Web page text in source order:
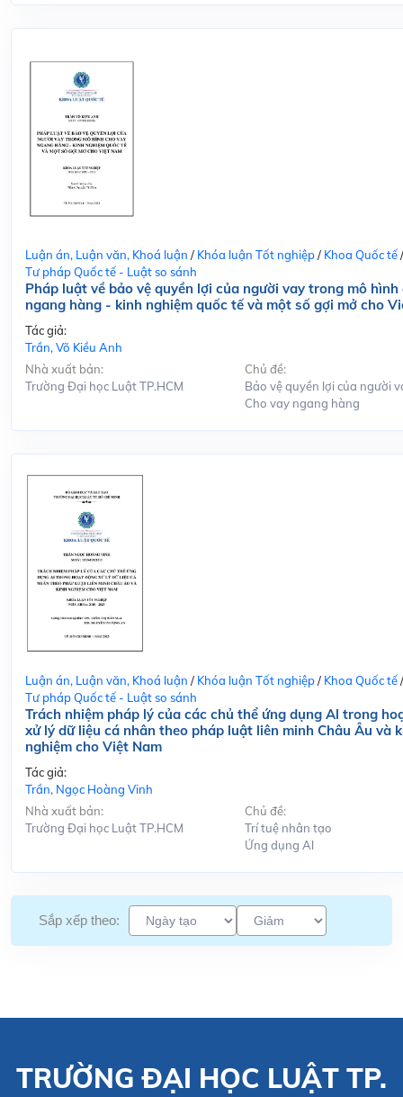
Luận án, Luận văn, Khoá luận / Khóa luận Tốt nghiệp/ Khoa Quốc tế/
Tư pháp Quốc tế - Luật so sánh
Pháp luật về bảo vệ quyền lợi của người vay trong mô hình
ngang hàng - kinh nghiệm quốc tế và một số gợi mở cho
Tác giả:
Trần, Võ Kiều Anh
Nhà xuất bản:
Trường Đại học Luật TP.HCM
Chủ đề:
Bảo vệ quyền lợi của người
Cho vay ngang hàng
Luận án, Luận văn, Khoá luận / Khóa luận Tốt nghiệp/ Khoa Quốc tế/
Tư pháp Quốc tế - Luật so sánh
Trách nhiệm pháp lý của các chủ thể ứng dụng Al trong
xử lý dữ liệu cá nhân theo pháp luật liên minh Châu Âu và
nghiệm cho Việt Nam
Tác giả:
Trần, Ngọc Hoàng Vinh
Nhà xuất bản:
Trường Đại học Luật TP.HCM
Chủ đề:
Trí tuệ nhân tạo
Ứng dụng Al
Sắp xếp theo:
TRƯỜNG ĐẠI HỌC LUẬT TP.